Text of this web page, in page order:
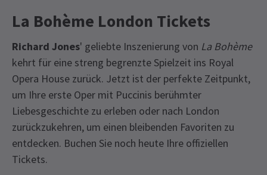
La Bohème London Tickets
Richard Jones' geliebte Inszenierung von La Bohème
kehrt für eine streng begrenzte Spielzeit ins Royal
Opera House zurück. Jetzt ist der perfekte Zeitpunkt,
um Ihre erste Oper mit Puccinis berühmter
Liebesgeschichte zu erleben oder nach London
zurückzukehren, um einen bleibenden Favoriten zu
entdecken. Buchen Sie noch heute Ihre offiziellen
Tickets.